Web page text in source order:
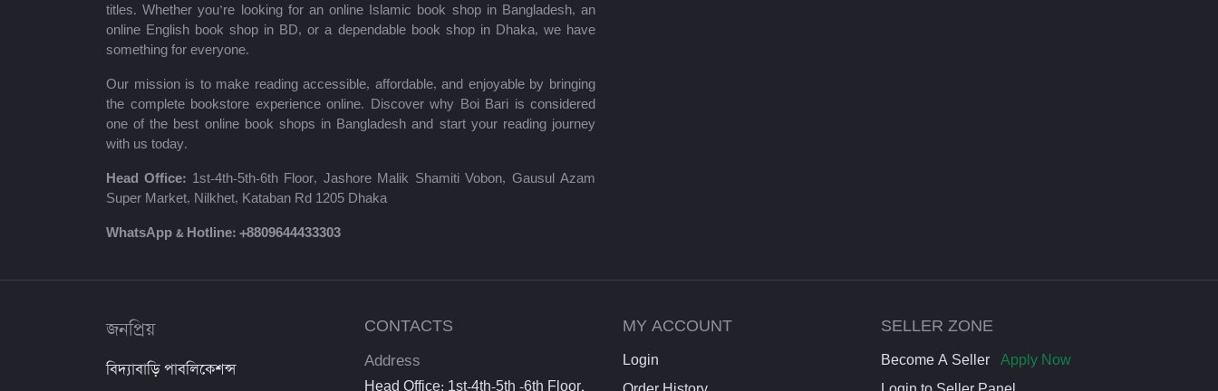
শায়খ আহমাদুল্লাহ
মোঃ খাইরুল আলম
ম্যাক্সিম গোর্কি
মহাদেব সাহা
প্রমথ চৌধুরী
শরৎচন্দ্র চট্টোপাধ্যায়
সলিমুল্লাহ খান
titles. Whether you’re looking for an online Islamic book shop in Bangladesh, an
online English book shop in BD, or a dependable book shop in Dhaka, we have
something for everyone.
Our mission is to make reading accessible, affordable, and enjoyable by bringing
the complete bookstore experience online. Discover why Boi Bari is considered
one of the best online book shops in Bangladesh and start your reading journey
with us today.
Head Office: 1st-4th-5th-6th Floor, Jashore Malik Shamiti Vobon, Gausul Azam
Super Market, Nilkhet, Kataban Rd 1205 Dhaka
WhatsApp & Hotline: +8809644433303
জনপ্রিয়
বিদ্যাবাড়ি পাবলিকেশন্স
CONTACTS
Address
Head Office: 1st-4th-5th -6th Floor,
MY ACCOUNT
Login
SELLER ZONE
Become A Seller
Apply Now